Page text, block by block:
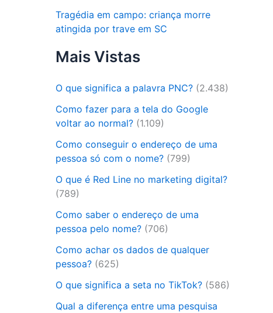
Tragédia em campo: criança morre
atingida por trave em SC
Mais Vistas
O que significa a palavra PNC? (2.438)
Como fazer para a tela do Google
voltar ao normal? (1.109)
Como conseguir o endereço de uma
pessoa só com o nome? (799)
O que é Red Line no marketing digital?
(789)
Como saber o endereço de uma
pessoa pelo nome? (706)
Como achar os dados de qualquer
pessoa? (625)
O que significa a seta no TikTok? (586)
Qual a diferença entre uma pesquisa